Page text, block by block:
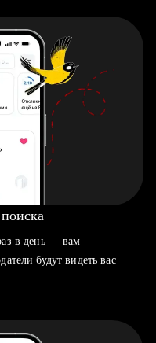
в день — вам
будут видеть вас